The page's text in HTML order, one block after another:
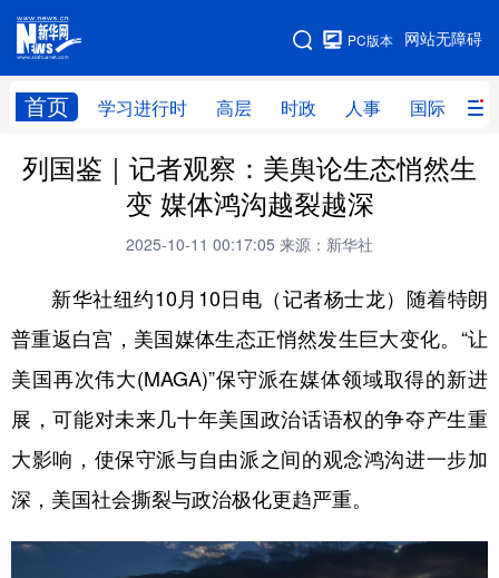
网站无障碍
PC版本
首页 学习进行时 高层 时政 人事 国际 财
网站地图
学习进行时 高层 时政 人事
财经 网评
科技 科创 量子 体育
书画 健康 军事
法律 中央文件 金融 汽车
食品 人居 信息化
学术中国 乡村振兴 银龄 溯源中国
列国鉴｜记者观察：美舆论生态悄然生
变 媒体鸿沟越裂越深
2025-10-11 00:17:05 来源：新华社
新华社纽约10月10日电（记者杨士龙）随着特朗
普重返白宫，美国媒体生态正悄然发生巨大变化。“让
美国再次伟大(MAGA)”保守派在媒体领域取得的新进
展，可能对未来几十年美国政治话语权的争夺产生重
大影响，使保守派与自由派之间的观念鸿沟进一步加
深，美国社会撕裂与政治极化更趋严重。